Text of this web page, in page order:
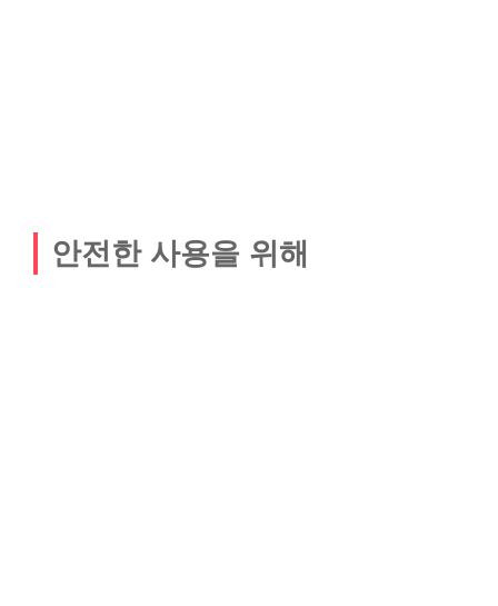
안전한 사용을 위해